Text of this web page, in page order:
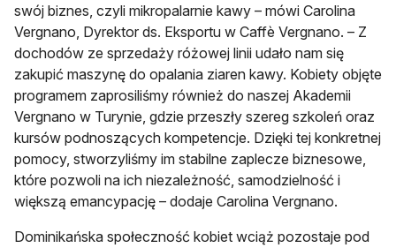
swój biznes, czyli mikropalarnie kawy – mówi Carolina
Vergnano, Dyrektor ds. Eksportu w Caffè Vergnano. – Z
dochodów ze sprzedaży różowej linii udało nam się
zakupić maszynę do opalania ziaren kawy. Kobiety objęte
programem zaprosiliśmy również do naszej Akademii
Vergnano w Turynie, gdzie przeszły szereg szkoleń oraz
kursów podnoszących kompetencje. Dzięki tej konkretnej
pomocy, stworzyliśmy im stabilne zaplecze biznesowe,
które pozwoli na ich niezależność, samodzielność i
większą emancypację – dodaje Carolina Vergnano.
Dominikańska społeczność kobiet wciąż pozostaje pod